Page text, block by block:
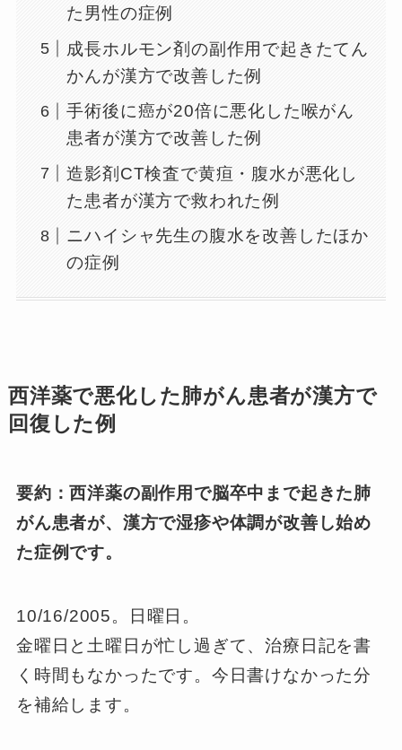
た男性の症例
成長ホルモン剤の副作用で起きたてん
かんが漢方で改善した例
手術後に癌が20倍に悪化した喉がん
患者が漢方で改善した例
造影剤CT検査で黄疸・腹水が悪化し
た患者が漢方で救われた例
ニハイシャ先生の腹水を改善したほか
の症例
西洋薬で悪化した肺がん患者が漢方で
回復した例
要約：西洋薬の副作用で脳卒中まで起きた肺
がん患者が、漢方で湿疹や体調が改善し始め
た症例です。
10/16/2005。日曜日。
金曜日と土曜日が忙し過ぎて、治療日記を書
く時間もなかったです。今日書けなかった分
を補給します。